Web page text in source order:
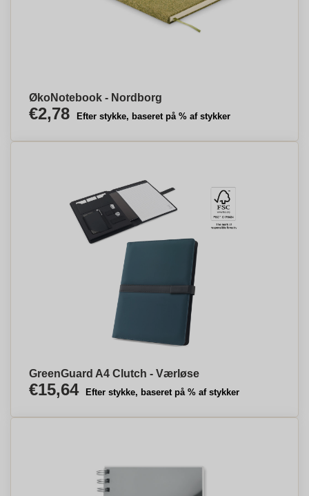
ØkoNotebook - Nordborg
€2,78 Efter stykke, baseret på % af stykker
GreenGuard A4 Clutch - Værløse
€15,64 Efter stykke, baseret på % af stykker